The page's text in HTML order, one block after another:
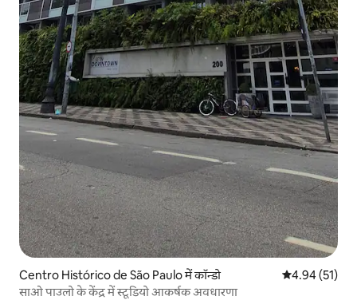
Centro Histórico de São Paulo में कॉन्डो औसत रेटिंग 5 में
4.94 (51)
साओ पाउलो के केंद्र में स्टूडियो आकर्षक अवधारणा